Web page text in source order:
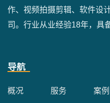
作、视频拍摄剪辑、软件设
司。行业从业经验18年，具
导航
概况 服务 案例